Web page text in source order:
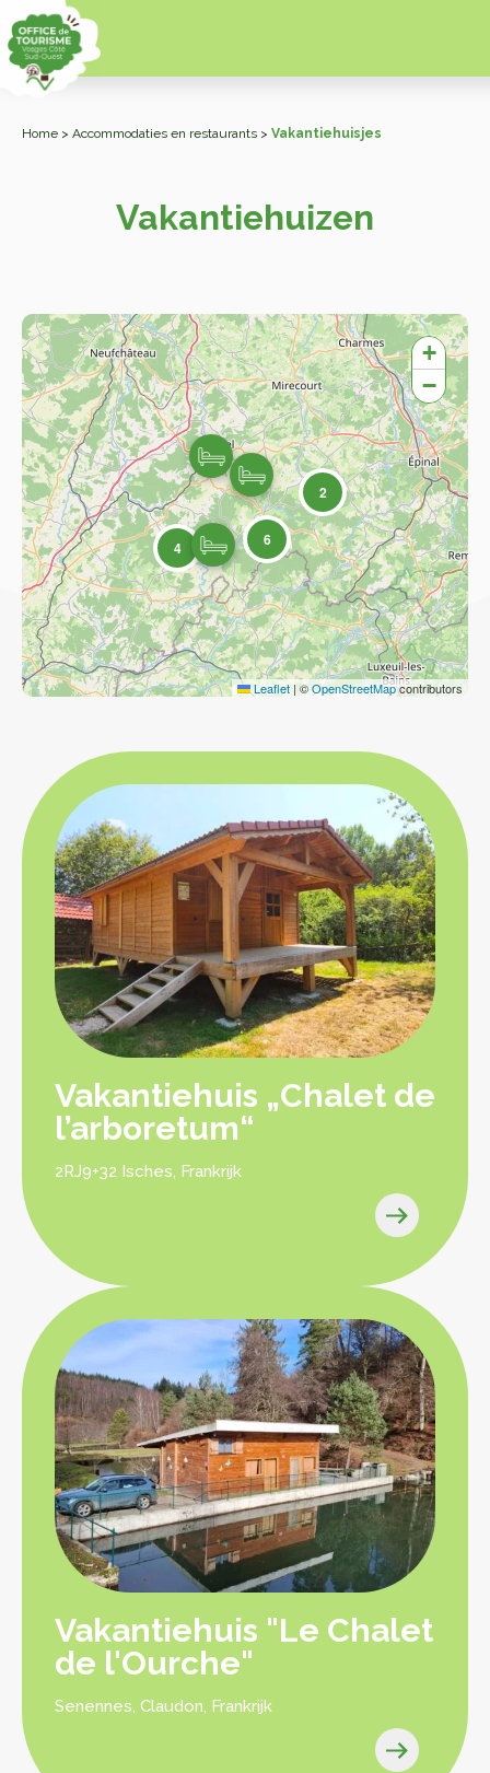
Home > Accommodaties en restaurants > Vakantiehuisjes
Vakantiehuizen
4
2
6
+
−
Leaflet | ©OpenStreetMapcontributors
Vakantiehuis „Chalet de
l’arboretum“
2RJ9+32 Isches, Frankrijk
Vakantiehuis "Le Chalet
de l'Ourche"
Senennes, Claudon, Frankrijk